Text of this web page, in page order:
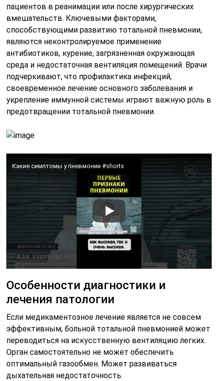
пациентов в реанимации или после хирургических
вмешательств. Ключевыми факторами,
способствующими развитию тотальной пневмонии,
являются неконтролируемое применение
антибиотиков, курение, загрязненная окружающая
среда и недостаточная вентиляция помещений. Врачи
подчеркивают, что профилактика инфекций,
своевременное лечение основного заболевания и
укрепление иммунной системы играют важную роль в
предотвращении тотальной пневмонии.
Какие симптомы у пневмонии #shorts
Особенности диагностики и
лечения патологии
Если медикаментозное лечение является не совсем
эффективным, больной тотальной пневмонией может
переводиться на искусственную вентиляцию легких.
Орган самостоятельно не может обеспечить
оптимальный газообмен. Может развиваться
дыхательная недостаточность.